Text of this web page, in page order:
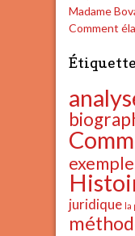
Madame
Comment
exemple
juridique la